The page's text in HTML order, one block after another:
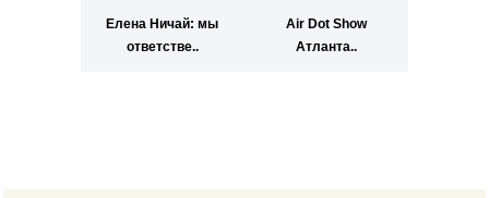
Елена Ничай: мы
ответстве..
Air Dot Show
Атланта..